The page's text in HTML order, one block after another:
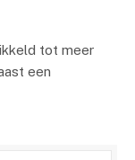
tot meer
een